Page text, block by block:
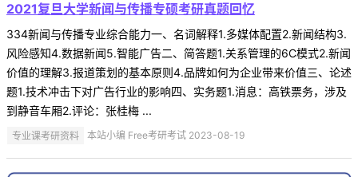
2021复旦大学新闻与传播专硕考研真题回忆
334新闻与传播专业综合能力一、名词解释1.多媒体配置2.新闻结构3.
风险感知4.数据新闻5.智能广告二、简答题1.关系管理的6C模式2.新闻
价值的理解3.报道策划的基本原则4.品牌如何为企业带来价值三、论述
题1.技术冲击下对广告行业的影响四、实务题1.消息：高铁票务，涉及
到静音车厢2.评论：张桂梅 ...
专业课考研资料 本站小编 Free考研考试 2023-08-19